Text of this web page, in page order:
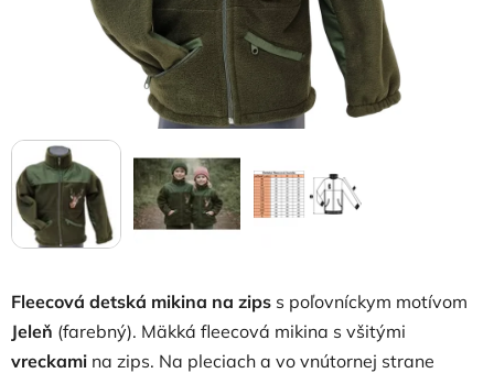
Fleecová detská mikina na zips s poľovníckym motívom
Jeleň (farebný). Mäkká fleecová mikina s všitými
vreckami na zips. Na pleciach a vo vnútornej strane